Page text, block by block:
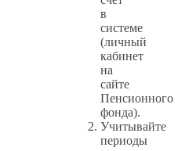
в
системе
(личный
кабинет
на
сайте
Пенсионного
фонда).
Учитывайте
периоды